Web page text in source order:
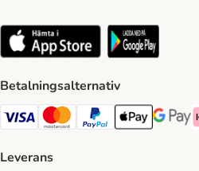
Betalningsalternativ
VISA Payment Method
Mastercard Payment Method
Paypal Payment Method
Apple PayGoogle
Leverans